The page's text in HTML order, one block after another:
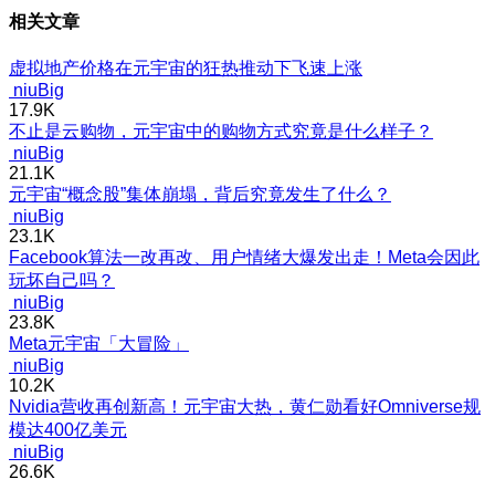
相关文章
虚拟地产价格在元宇宙的狂热推动下飞速上涨
niuBig
17.9K
不止是云购物，元宇宙中的购物方式究竟是什么样子？
niuBig
21.1K
元宇宙“概念股”集体崩塌，背后究竟发生了什么？
niuBig
23.1K
Facebook算法一改再改、用户情绪大爆发出走！Meta会因此
玩坏自己吗？
niuBig
23.8K
Meta元宇宙「大冒险」
niuBig
10.2K
Nvidia营收再创新高！元宇宙大热，黄仁勋看好Omniverse规
模达400亿美元
niuBig
26.6K